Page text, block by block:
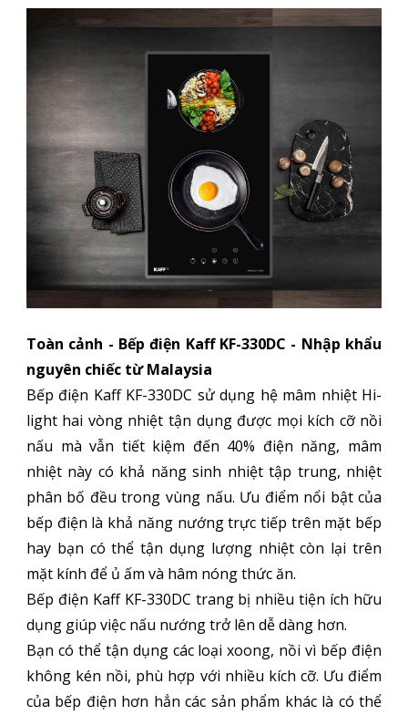
Toàn cảnh - Bếp điện Kaff KF-330DC - Nhập khẩu
nguyên chiếc từ Malaysia
Bếp điện Kaff KF-330DC sử dụng hệ mâm nhiệt Hi-
light hai vòng nhiệt tận dụng được mọi kích cỡ nồi
nấu mà vẫn tiết kiệm đến 40% điện năng, mâm
nhiệt này có khả năng sinh nhiệt tập trung, nhiệt
phân bố đều trong vùng nấu. Ưu điểm nổi bật của
bếp điện là khả năng nướng trực tiếp trên mặt bếp
hay bạn có thể tận dụng lượng nhiệt còn lại trên
mặt kính để ủ ấm và hâm nóng thức ăn.
Bếp điện Kaff KF-330DC trang bị nhiều tiện ích hữu
dụng giúp việc nấu nướng trở lên dễ dàng hơn.
Bạn có thể tận dụng các loại xoong, nồi vì bếp điện
không kén nồi, phù hợp với nhiều kích cỡ. Ưu điểm
của bếp điện hơn hẳn các sản phẩm khác là có thể